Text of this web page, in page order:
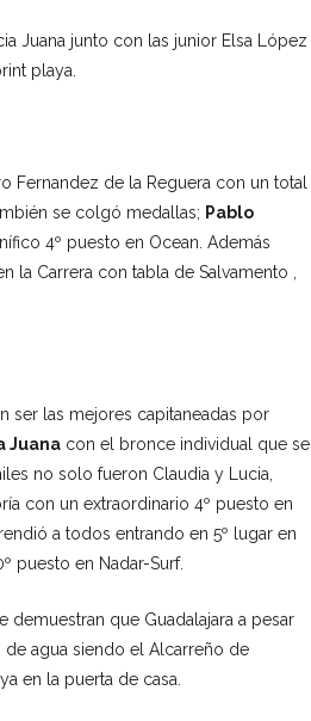
Juana junto con las junior Elsa López
playa.
de la Reguera con un total
se colgó medallas; Pablo
4º puesto en Ocean. Además
Carrera con tabla de Salvamento ,
ser las mejores capitaneadas por
Juanacon el bronce individual que se
no solo fueron Claudia y Lucia,
con un extraordinario 4º puesto en
a todos entrando en 5º lugar en
puesto en Nadar-Surf.
demuestran que Guadalajara a pesar
agua siendo el Alcarreño de
en la puerta de casa.